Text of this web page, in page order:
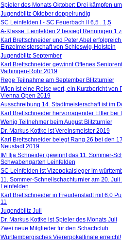
Spieler des Monats Oktober: Drei kämpfen
Jugendblitz Oktober doppelrundig
SC Leinfelden I - SC Feuerbach II 6,5 . 1,5
A-Klasse: Leinfelden 2 besiegt Renningen 1
Karl Brettschneider und Peter Abel
Einzelmeisterschaft von Schleswig-Holstein
Jugendblitz September
Karl Brettschneider gewinnt Offenes
Vaihingen-Rohr 2019
Rege Teilnahme am September Blitzturnier
Wien ist eine Reise wert, ein Kurzbericht von
Vienna Open 2019
Ausschreibung 14. Stadtmeisterschaft ist im
Karl Brettschneider hervorragender Elfter bei
Wenig Teilnehmer beim August Blitzturnier
Dr. Markus Kottke ist Vereinsmeister 2019
Karl Brettschneider belegt Rang 26 bei den
Neustadt 2019
IM Ilja Schneider gewinnt das 11. Sommer-
Schwabengarten Leinfelden
SC Leinfelden ist Vizepokalsieger im
11. Sommer-Schnellschachturnier am 20.
Leinfelden
Karl Brettschneider in Freudenstadt mit 6,0
11
Jugendblitz Juli
Dr. Markus Kottke ist Spieler des Monats Juli
Zwei neue Mitglieder für den Schachclub
Württembergisches Viererpokalfinale erreicht!